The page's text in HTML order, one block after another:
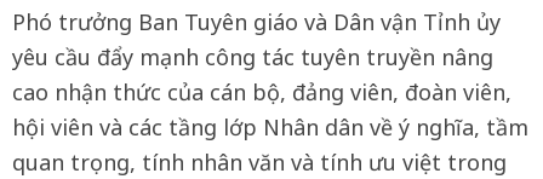
Phó trưởng Ban Tuyên giáo và Dân vận Tỉnh ủy
yêu cầu đẩy mạnh công tác tuyên truyền nâng
cao nhận thức của cán bộ, đảng viên, đoàn viên,
hội viên và các tầng lớp Nhân dân về ý nghĩa, tầm
quan trọng, tính nhân văn và tính ưu việt trong